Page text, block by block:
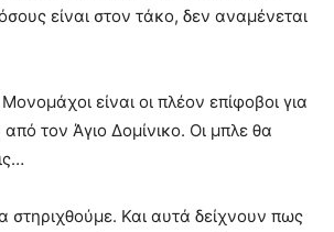
είναι στον τάκο, δεν αναμένεται
Μονομάχοι είναι οι πλέον επίφοβοι για
τον Άγιο Δομίνικο. Οι μπλε θα
στηριχθούμε. Και αυτά δείχνουν πως